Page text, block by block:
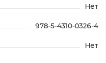
Нет
978-5-4310-0326-4
Нет